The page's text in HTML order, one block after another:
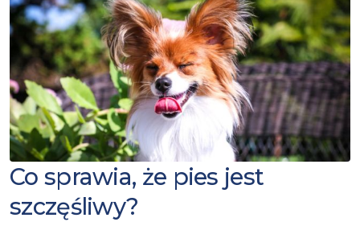
Co sprawia, że pies jest
szczęśliwy?